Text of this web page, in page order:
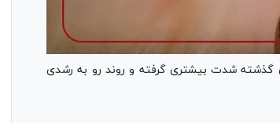
گذشته شدت بیشتری گرفته و روند رو به رشدی